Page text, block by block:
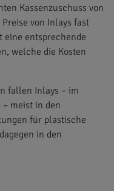
Kassenzuschuss von
von Inlays fast
eine entsprechende
welche die Kosten
fallen Inlays – im
– meist in den
für plastische
in den